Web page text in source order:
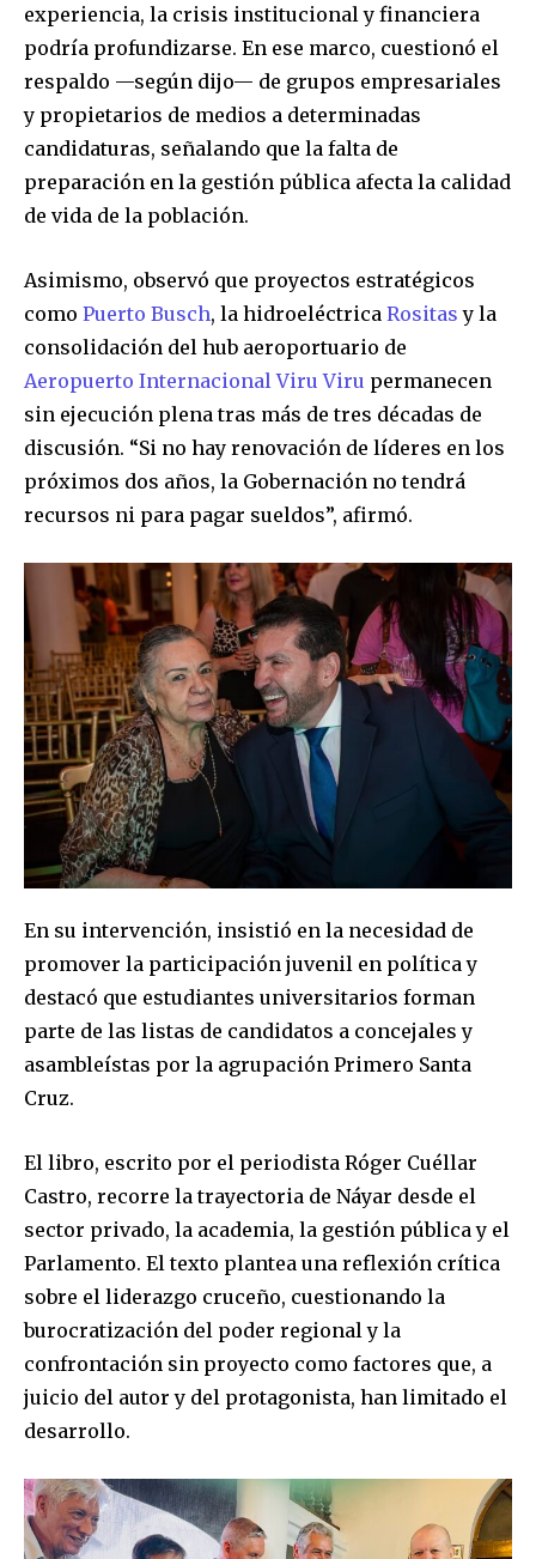
Join our community of
conversation.
To subscribe, simply enter your email address on our website
or click the subscribe button below. Don't worry, we respect
your privacy and won't spam your inbox. Your information is
I've read and accept thePrivacy Policy.
experiencia, la crisis institucional y financiera
podría profundizarse. En ese marco, cuestionó el
respaldo —según dijo— de grupos empresariales
y propietarios de medios a determinadas
candidaturas, señalando que la falta de
preparación en la gestión pública afecta la calidad
de vida de la población.
Asimismo, observó que proyectos estratégicos
como Puerto Busch, la hidroeléctrica Rositas y la
consolidación del hub aeroportuario de
Aeropuerto Internacional Viru Viru permanecen
sin ejecución plena tras más de tres décadas de
discusión. “Si no hay renovación de líderes en los
próximos dos años, la Gobernación no tendrá
recursos ni para pagar sueldos”, afirmó.
En su intervención, insistió en la necesidad de
promover la participación juvenil en política y
destacó que estudiantes universitarios forman
parte de las listas de candidatos a concejales y
asambleístas por la agrupación Primero Santa
Cruz.
El libro, escrito por el periodista Róger Cuéllar
Castro, recorre la trayectoria de Náyar desde el
sector privado, la academia, la gestión pública y el
Parlamento. El texto plantea una reflexión crítica
sobre el liderazgo cruceño, cuestionando la
burocratización del poder regional y la
confrontación sin proyecto como factores que, a
juicio del autor y del protagonista, han limitado el
desarrollo.